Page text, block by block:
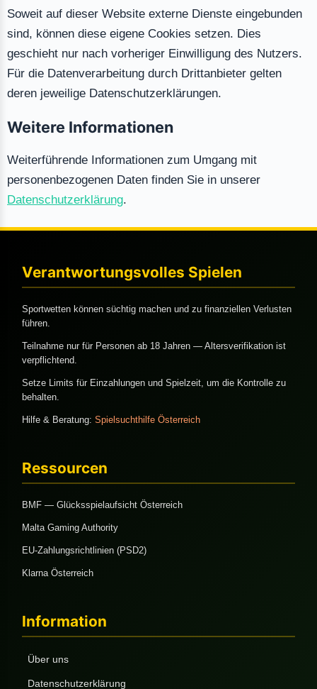
Soweit auf dieser Website externe Dienste eingebunden
sind, können diese eigene Cookies setzen. Dies
geschieht nur nach vorheriger Einwilligung des Nutzers.
Für die Datenverarbeitung durch Drittanbieter gelten
deren jeweilige Datenschutzerklärungen.
Weitere Informationen
Weiterführende Informationen zum Umgang mit
personenbezogenen Daten finden Sie in unserer
Datenschutzerklärung.
Verantwortungsvolles Spielen
Sportwetten können süchtig machen und zu finanziellen Verlusten
führen.
Teilnahme nur für Personen ab 18 Jahren — Altersverifikation ist
verpflichtend.
Setze Limits für Einzahlungen und Spielzeit, um die Kontrolle zu
behalten.
Hilfe & Beratung: Spielsuchthilfe Österreich
Ressourcen
BMF — Glücksspielaufsicht Österreich
Malta Gaming Authority
EU-Zahlungsrichtlinien (PSD2)
Klarna Österreich
Information
Über uns
Datenschutzerklärung